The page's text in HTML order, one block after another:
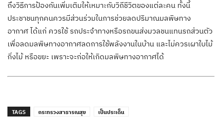
ถึงวิธีการป้องกันเพิ่มเติมให้เหมาะกับวิถีชีวิตของแต่ละคน ทั้งนี้
ประชาชนทุกคนควรมีส่วนร่วมในการช่วยลดปริมาณมลพิษทาง
อากาศ ได้แก่ ควรใช้ รถประจำทางหรือรถขนส่งมวลชนแทนรถส่วนตัว
เพื่อลดมลพิษทางอากาศลดการใช้พลังงานในบ้าน และไม่ควรเผาใบไม้
กิ่งไม้ หรือขยะ เพราะจะก่อให้เกิดมลพิษทางอากาศได้
TAGS กระทรวงสาธารณสุข เป็นประเด็น